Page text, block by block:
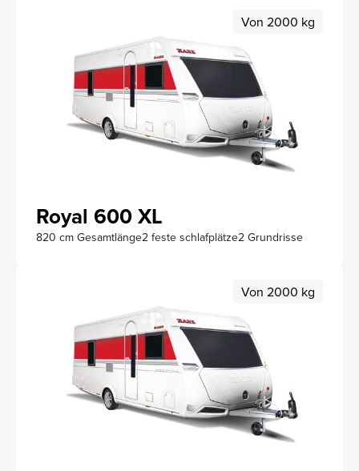
Von 2000 kg
Royal 600 XL
820 cm Gesamtlänge2 feste schlafplätze2 Grundrisse
Von 2000 kg